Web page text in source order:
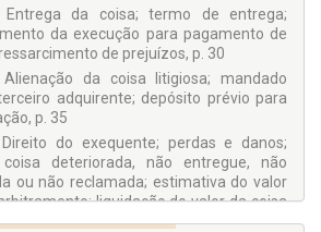
da coisa; termo de entrega;
da execução para pagamento de
de prejuízos, p. 30
da coisa litigiosa; mandado
adquirente; depósito prévio para
p. 35
do exequente; perdas e danos;
deteriorada, não entregue, não
ou não reclamada; estimativa do valor
liquidação do valor da coisa
p. 41